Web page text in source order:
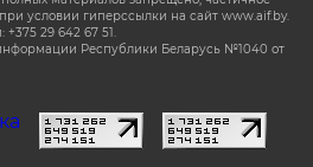
условии гиперссылки на сайт www.aif.by.
29 642 67 51.
Республики Беларусь №1040 от